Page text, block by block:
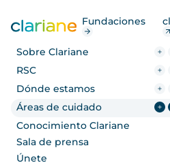
Fundaciones
Sobre Clariane
RSC
Dónde estamos
Áreas de cuidado
Conocimiento Clariane
Sala de prensa
Únete
Dónde estamos
Áreas de cuidado
Conocimiento Clariane
Sala de prensa
Únete
Centros y
salud